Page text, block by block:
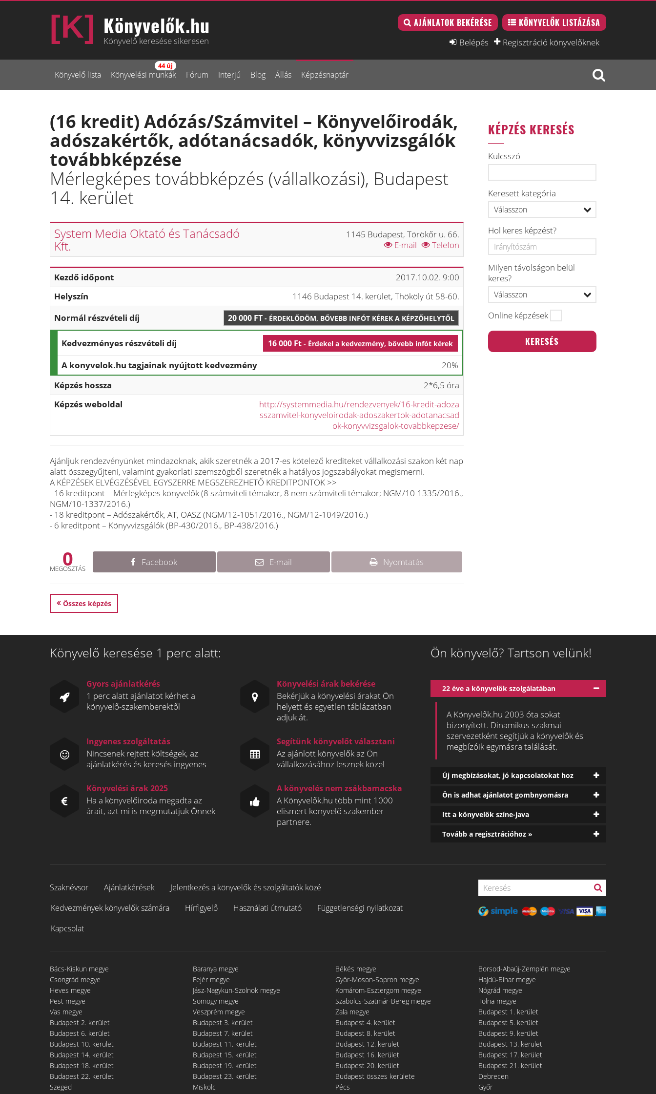
Könyvelők.hu
Könyvelő keresése sikeresen
AJÁNLATOK BEKÉRÉSE KÖNYVELŐK LISTÁZÁSA
Belépés Regisztráció könyvelőknek
Könyvelő lista Könyvelési munkák
44 új
Fórum Interjú Blog Állás Képzésnaptár
(16 kredit) Adózás/Számvitel – Könyvelőirodák,
adószakértők, adótanácsadók, könyvvizsgálók
továbbképzése
Mérlegképes továbbképzés (vállalkozási), Budapest
14. kerület
System Media Oktató és Tanácsadó
Kft.
1145 Budapest, Törökőr u. 66.
E-mail
Telefon
Kezdő időpont
2017.10.02. 9:00
Helyszín
1146 Budapest 14. kerület, Thököly út 58-60.
Normál részvételi díj
20 000 FT- ÉRDEKLŐDÖM, BŐVEBB INFÓT KÉREK A KÉPZŐHELYTŐL
Kedvezményes részvételi díj 16 000 Ft- Érdekel a kedvezmény, bővebb infót kérek
A konyvelok.hu tagjainak nyújtott kedvezmény
20%
Képzés hossza
2*6,5 óra
Képzés weboldal
http://systemmedia.hu/rendezvenyek/16-kredit-adoza
sszamvitel-konyveloirodak-adoszakertok-adotanacsad
ok-konyvvizsgalok-tovabbkepzese/
Ajánljuk rendezvényünket mindazoknak, akik szeretnék a 2017-es kötelező krediteket vállalkozási szakon két nap
alatt összegyűjteni, valamint gyakorlati szemszögből szeretnék a hatályos jogszabályokat megismerni.
A KÉPZÉSEK ELVÉGZÉSÉVEL EGYSZERRE MEGSZEREZHETŐ KREDITPONTOK >>
- 16 kreditpont – Mérlegképes könyvelők (8 számviteli témakör, 8 nem számviteli témakör; NGM/10-1335/2016.,
NGM/10-1337/2016.)
- 18 kreditpont – Adószakértők, AT, OASZ (NGM/12-1051/2016., NGM/12-1049/2016.)
- 6 kreditpont – Könyvvizsgálók (BP-430/2016., BP-438/2016.)
0
MEGOSZTÁS
Facebook E-mail Nyomtatás
Összes képzés
KÉPZÉS KERESÉS
Kulcsszó
Keresett kategória
Hol keres képzést?
Milyen távolságon belül
keres?
Online képzések
Könyvelő keresése 1 perc alatt:
Gyors ajánlatkérés
1 perc alatt ajánlatot kérhet a
könyvelő-szakemberektől
Könyvelési árak bekérése
Bekérjük a könyvelési árakat Ön
helyett és egyetlen táblázatban
adjuk át.
Ingyenes szolgáltatás
Nincsenek rejtett költségek, az
ajánlatkérés és keresés ingyenes
Segítünk könyvelőt választani
Az ajánlott könyvelők az Ön
vállalkozásához lesznek közel
Könyvelési árak 2025
Ha a könyvelőiroda megadta az
árait, azt mi is megmutatjuk Önnek
A könyvelés nem zsákbamacska
A Könyvelők.hu több mint 1000
elismert könyvelő szakember
partnere.
Ön könyvelő? Tartson velünk!
22 éve a könyvelők szolgálatában
A Könyvelők.hu 2003 óta sokat
bizonyított. Dinamikus szakmai
szervezetként segítjük a könyvelők és
megbízóik egymásra találását.
Új megbízásokat, jó kapcsolatokat hoz
Ön is adhat ajánlatot gombnyomásra
Itt a könyvelők színe-java
Tovább a regisztrációhoz »
Szaknévsor Ajánlatkérések
Jelentkezés a könyvelők és szolgáltatók közé
Kedvezmények könyvelők számára
Hírfigyelő Használati útmutató
Függetlenségi nyilatkozat
Kapcsolat
Bács-Kiskun megye Baranya megye Békés megye
Borsod-Abaúj-Zemplén megye
Csongrád megye
Fejér megye Győr-Moson-Sopron megye
Hajdú-Bihar megye
Heves megye
Jász-Nagykun-Szolnok megye Komárom-Esztergom megye
Nógrád megye
Pest megye
Somogy megye Szabolcs-Szatmár-Bereg megye
Tolna megye
Vas megye
Veszprém megye Zala megye
Budapest 1. kerület
Budapest 2. kerület
Budapest 3. kerület Budapest 4. kerület
Budapest 5. kerület
Budapest 6. kerület
Budapest 7. kerület Budapest 8. kerület
Budapest 9. kerület
Budapest 10. kerület
Budapest 11. kerület Budapest 12. kerület
Budapest 13. kerület
Budapest 14. kerület
Budapest 15. kerület Budapest 16. kerület
Budapest 17. kerület
Budapest 18. kerület
Budapest 19. kerület Budapest 20. kerület
Budapest 21. kerület
Budapest 22. kerület
Budapest 23. kerület Budapest összes kerülete
Debrecen
Szeged
Miskolc Pécs
Győr